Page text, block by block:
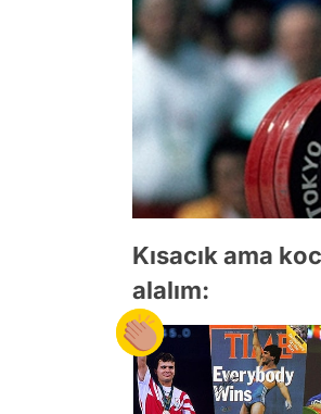
Kısacık ama
alalım: